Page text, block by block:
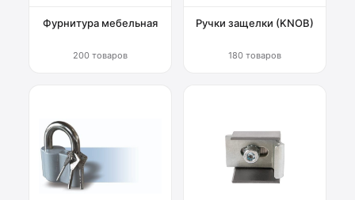
Фурнитура мебельная
200 товаров
Ручки защелки (KNOB)
180 товаров